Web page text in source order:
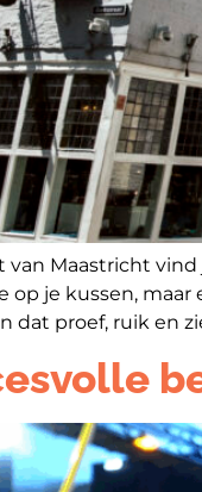
van Maastricht
op je kussen,
dat proef, ruik en